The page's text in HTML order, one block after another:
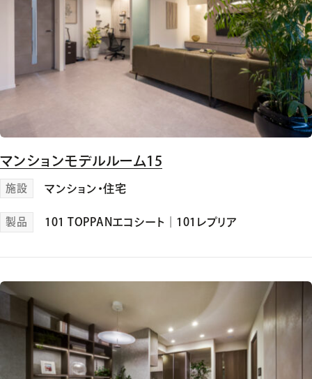
マンションモデルルーム15
施設 マンション・住宅
製品 101 TOPPANエコシート 101レプリア